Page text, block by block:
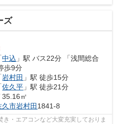
ズ
中込 」駅 バス22分 「浅間総合
歩9分
岩村田 」駅 徒歩15分
佐久平 」駅 徒歩21分
㎡
久市岩村田 1841-8
・エアコンなど大変充実しておりま